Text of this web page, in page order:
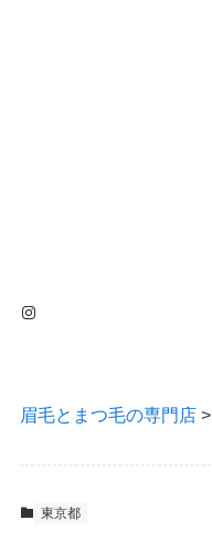
Instagram
眉毛とまつ毛の専門店>
東京都